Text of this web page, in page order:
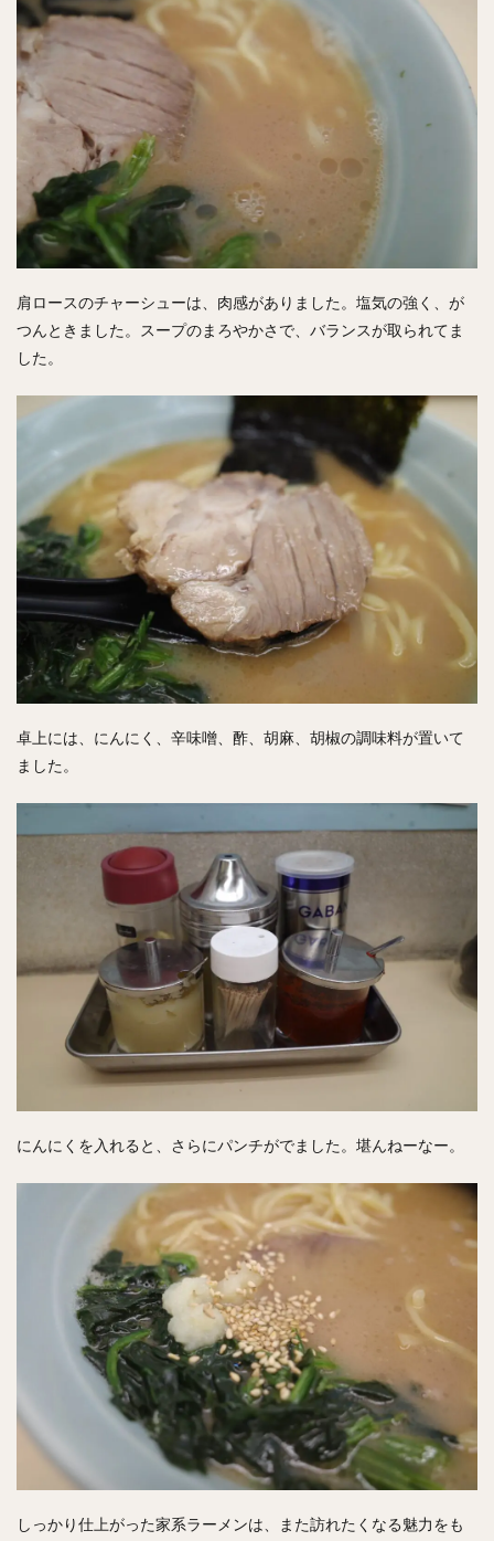
肩ロースのチャーシューは、肉感がありました。塩気の強く、が
つんときました。スープのまろやかさで、バランスが取られてま
した。
卓上には、にんにく、辛味噌、酢、胡麻、胡椒の調味料が置いて
ました。
にんにくを入れると、さらにパンチがでました。堪んねーなー。
しっかり仕上がった家系ラーメンは、また訪れたくなる魅力をも